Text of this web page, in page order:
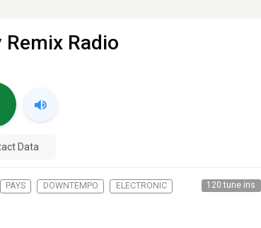
Remix Radio
Data
PAYS DOWNTEMPO
ELECTRONIC
120 tune ins